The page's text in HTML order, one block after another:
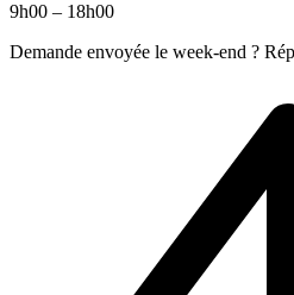
9h00 – 18h00
Demande envoyée le week-end ?